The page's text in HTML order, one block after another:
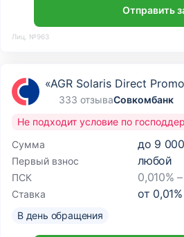
Отправить
Лиц. №963
«AGR Solaris Direct
333 отзываСовкомбанк
Сумма до 9
Первый взнос любой
ПСК 0,010%
Ставка от 0,01%
Не подходит условие по
В день обращения